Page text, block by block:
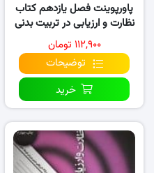
پاورپوینت فصل یازدهم کتاب
نظارت و ارزیابی در تربیت بدنی
و ورزش
۱۱۲,۹۰۰ تومان
توضیحات
خرید